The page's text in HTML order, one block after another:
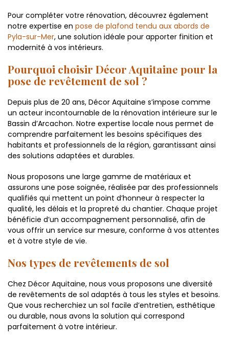
Pour compléter votre rénovation, découvrez également
notre expertise en pose de plafond tendu aux abords de
Pyla-sur-Mer, une solution idéale pour apporter finition et
modernité à vos intérieurs.
Pourquoi choisir Décor Aquitaine pour la
pose de revêtement de sol ?
Depuis plus de 20 ans, Décor Aquitaine s’impose comme
un acteur incontournable de la rénovation intérieure sur le
Bassin d’Arcachon. Notre expertise locale nous permet de
comprendre parfaitement les besoins spécifiques des
habitants et professionnels de la région, garantissant ainsi
des solutions adaptées et durables.
Nous proposons une large gamme de matériaux et
assurons une pose soignée, réalisée par des professionnels
qualifiés qui mettent un point d’honneur à respecter la
qualité, les délais et la propreté du chantier. Chaque projet
bénéficie d’un accompagnement personnalisé, afin de
vous offrir un service sur mesure, conforme à vos attentes
et à votre style de vie.
Nos types de revêtements de sol
Chez Décor Aquitaine, nous vous proposons une diversité
de revêtements de sol adaptés à tous les styles et besoins.
Que vous recherchiez un sol facile d’entretien, esthétique
ou durable, nous avons la solution qui correspond
parfaitement à votre intérieur.